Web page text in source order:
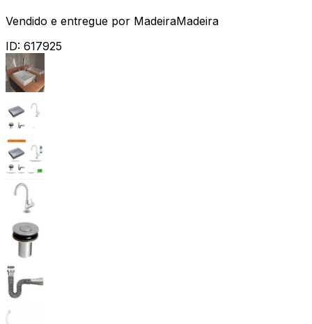
Vendido e entregue por MadeiraMadeira
ID: 617925